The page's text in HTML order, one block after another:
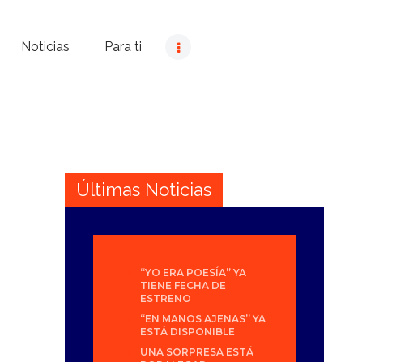
Noticias Para ti
Últimas Noticias
“YO ERA POESÍA” YA
TIENE FECHA DE
ESTRENO
“EN MANOS AJENAS” YA
ESTÁ DISPONIBLE
UNA SORPRESA ESTÁ